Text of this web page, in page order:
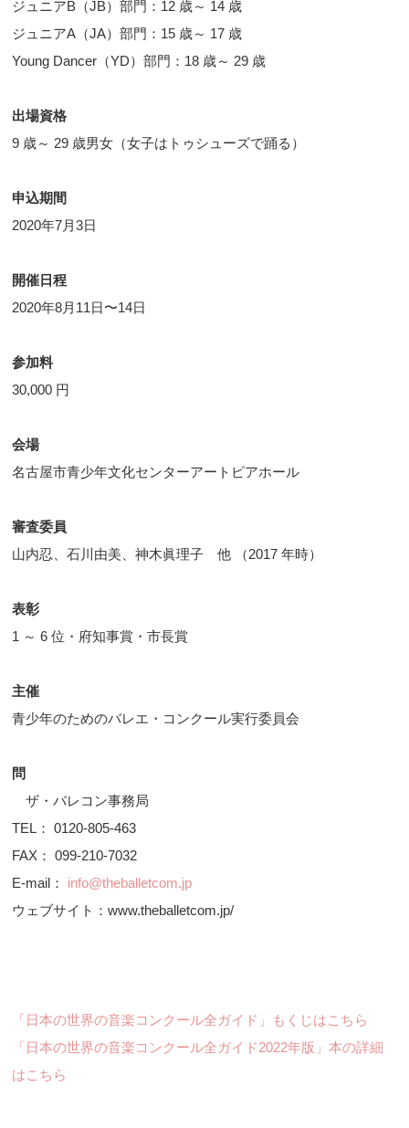
ジュニアB（JB）部門：12 歳～ 14 歳
ジュニアA（JA）部門：15 歳～ 17 歳
Young Dancer（YD）部門：18 歳～ 29 歳
出場資格
9 歳～ 29 歳男女（女子はトゥシューズで踊る）
申込期間
2020年7月3日
開催日程
2020年8月11日〜14日
参加料
30,000 円
会場
名古屋市青少年文化センターアートピアホール
審査委員
山内忍、石川由美、神木眞理子 他 （2017 年時）
表彰
1 ～ 6 位・府知事賞・市長賞
主催
青少年のためのバレエ・コンクール実行委員会
問
ザ・バレコン事務局
TEL： 0120-805-463
FAX： 099-210-7032
E-mail： info@theballetcom.jp
ウェブサイト：www.theballetcom.jp/
「日本の世界の音楽コンクール全ガイド」もくじはこちら
「日本の世界の音楽コンクール全ガイド2022年版」本の詳細
はこちら